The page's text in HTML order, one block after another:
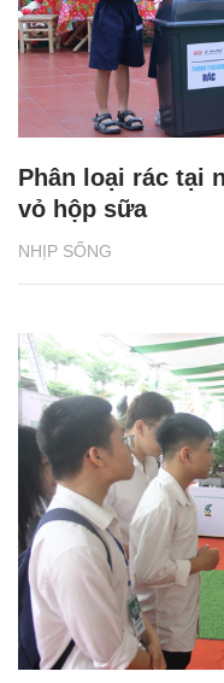
NHỊP SỐNG
Phân loại rác tại
vỏ hộp sữa